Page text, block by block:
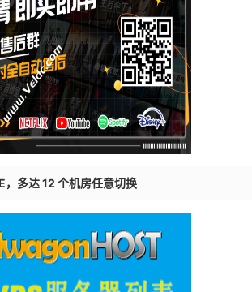
多达 12 个机房任意切换